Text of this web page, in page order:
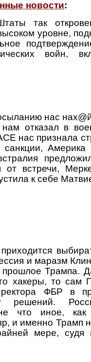
новости:
так
уровне,
войн,
нас
отказал в
нас признала
от встречи,
к себе
и маразм
прошлое Трампа.
хакеры, то сам
ФБР в
решений.
что иное,
и именно Трамп
мере, судя